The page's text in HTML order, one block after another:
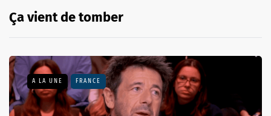
Ça vient de tomber
A LA UNE FRANCE